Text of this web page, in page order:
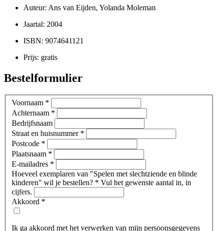
Auteur: Ans van Eijden, Yolanda Moleman
Jaartal: 2004
ISBN: 9074641121
Prijs: gratis
Bestelformulier
Voornaam *
Achternaam *
Bedrijfsnaam
Straat en huisnummer *
Postcode *
Plaatsnaam *
E-mailadres *
Hoeveel exemplaren van "Spelen met slechtziende en blinde
kinderen" wil je bestellen? * Vul het gewenste aantal in, in
cijfers.
Akkoord *
Ik ga akkoord met het verwerken van mijn persoonsgegevens